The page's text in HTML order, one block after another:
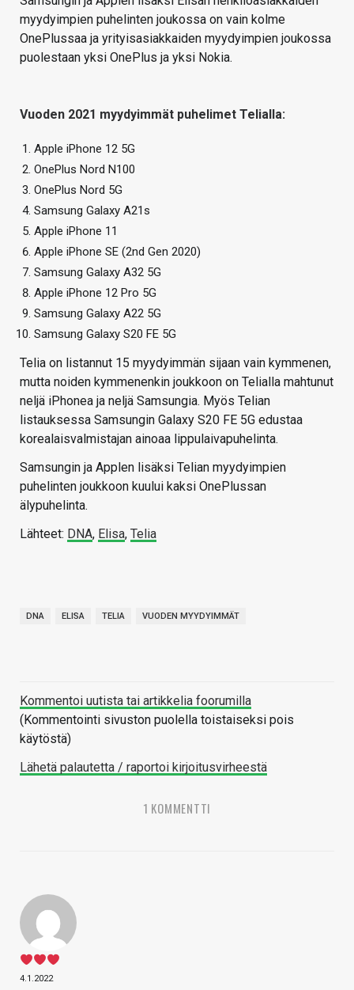
myydyimpien puhelinten joukossa on vain kolme
OnePlussaa ja yrityisasiakkaiden myydyimpien joukossa
puolestaan yksi OnePlus ja yksi Nokia.
Vuoden 2021 myydyimmät puhelimet Telialla:
Apple iPhone 12 5G
OnePlus Nord N100
OnePlus Nord 5G
Samsung Galaxy A21s
Apple iPhone 11
Apple iPhone SE (2nd Gen 2020)
Samsung Galaxy A32 5G
Apple iPhone 12 Pro 5G
Samsung Galaxy A22 5G
Samsung Galaxy S20 FE 5G
Telia on listannut 15 myydyimmän sijaan vain kymmenen,
mutta noiden kymmenenkin joukkoon on Telialla mahtunut
neljä iPhonea ja neljä Samsungia. Myös Telian
listauksessa Samsungin Galaxy S20 FE 5G edustaa
korealaisvalmistajan ainoaa lippulaivapuhelinta.
Samsungin ja Applen lisäksi Telian myydyimpien
puhelinten joukkoon kuului kaksi OnePlussan
älypuhelinta.
Lähteet: DNA, Elisa, Telia
DNA ELISA TELIA VUODEN MYYDYIMMÄT
Kommentoi uutista tai artikkelia foorumilla
(Kommentointi sivuston puolella toistaiseksi pois
käytöstä)
Lähetä palautetta / raportoi kirjoitusvirheestä
1 KOMMENTTI
4.1.2022